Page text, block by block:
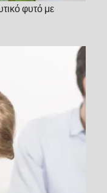
φυτό με